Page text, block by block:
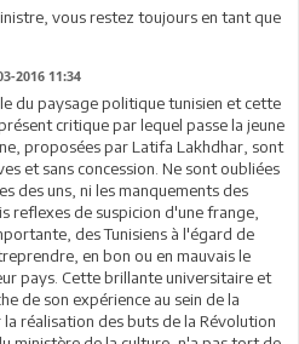
vous restez toujours en tant que
2016 11:34
du paysage politique tunisien et cette
critique par lequel passe la jeune
proposées par Latifa Lakhdhar, sont
et sans concession. Ne sont oubliées
des uns, ni les manquements des
reflexes de suspicion d'une frange,
des Tunisiens à l'égard de
en bon ou en mauvais le
pays. Cette brillante universitaire et
de son expérience au sein de la
réalisation des buts de la Révolution